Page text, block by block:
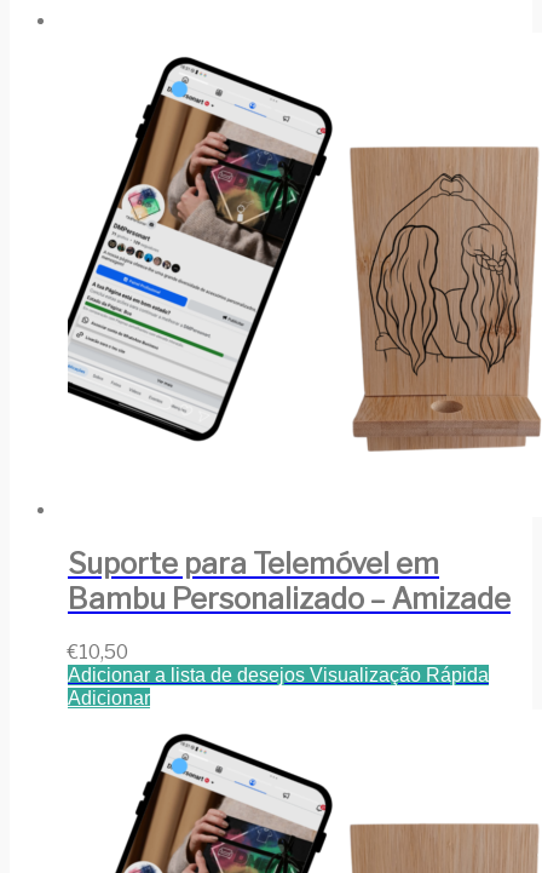
Suporte para Telemóvel em
Bambu Personalizado – Amizade
€10,50
Adicionar a lista de desejos Visualização Rápida
Adicionar